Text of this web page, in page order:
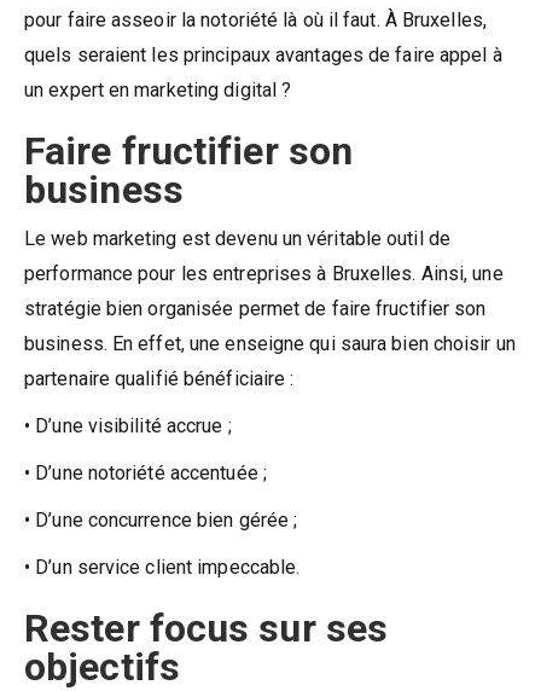
pour faire asseoir la notoriété là où il faut. À Bruxelles,
quels seraient les principaux avantages de faire appel à
un expert en marketing digital ?
Faire fructifier son
business
Le web marketing est devenu un véritable outil de
performance pour les entreprises à Bruxelles. Ainsi, une
stratégie bien organisée permet de faire fructifier son
business. En effet, une enseigne qui saura bien choisir un
partenaire qualifié bénéficiaire :
• D’une visibilité accrue ;
• D’une notoriété accentuée ;
• D’une concurrence bien gérée ;
• D’un service client impeccable.
Rester focus sur ses
objectifs